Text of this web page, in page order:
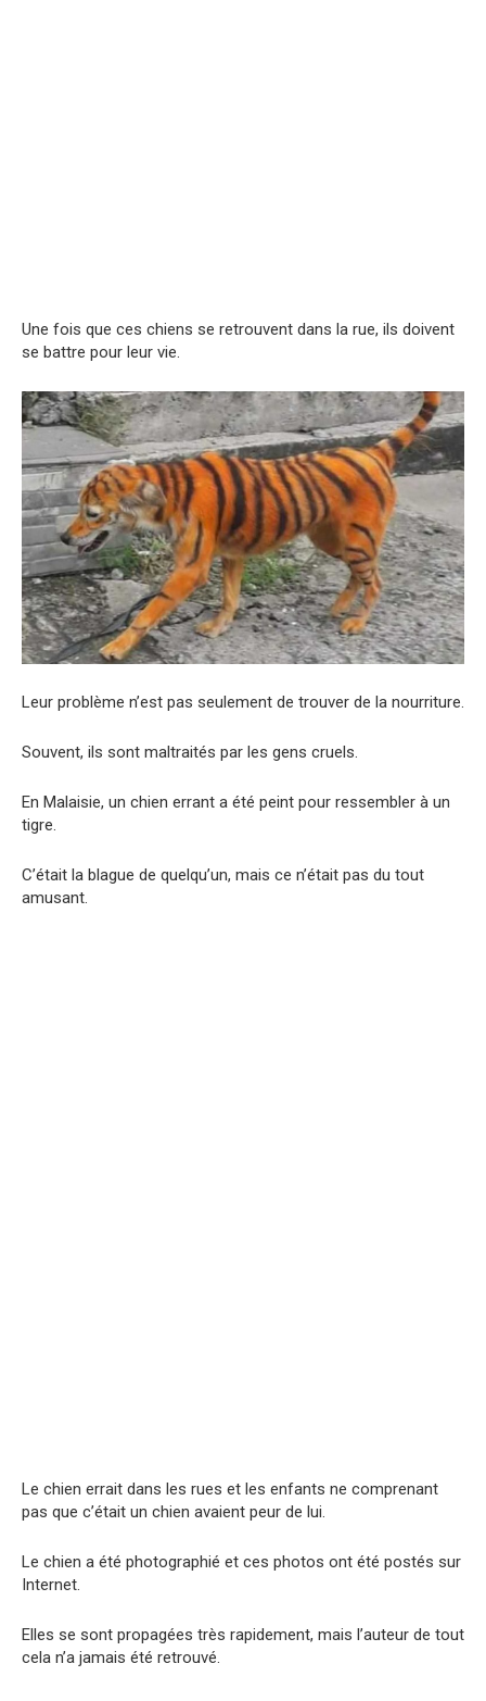
Une fois que ces chiens se retrouvent dans la rue, ils doivent
se battre pour leur vie.
Leur problème n’est pas seulement de trouver de la nourriture.
Souvent, ils sont maltraités par les gens cruels.
En Malaisie, un chien errant a été peint pour ressembler à un
tigre.
C’était la blague de quelqu’un, mais ce n’était pas du tout
amusant.
Le chien errait dans les rues et les enfants ne comprenant
pas que c’était un chien avaient peur de lui.
Le chien a été photographié et ces photos ont été postés sur
Internet.
Elles se sont propagées très rapidement, mais l’auteur de tout
cela n’a jamais été retrouvé.